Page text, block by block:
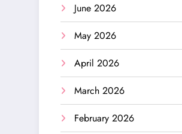
June 2026
May 2026
April 2026
March 2026
February 2026